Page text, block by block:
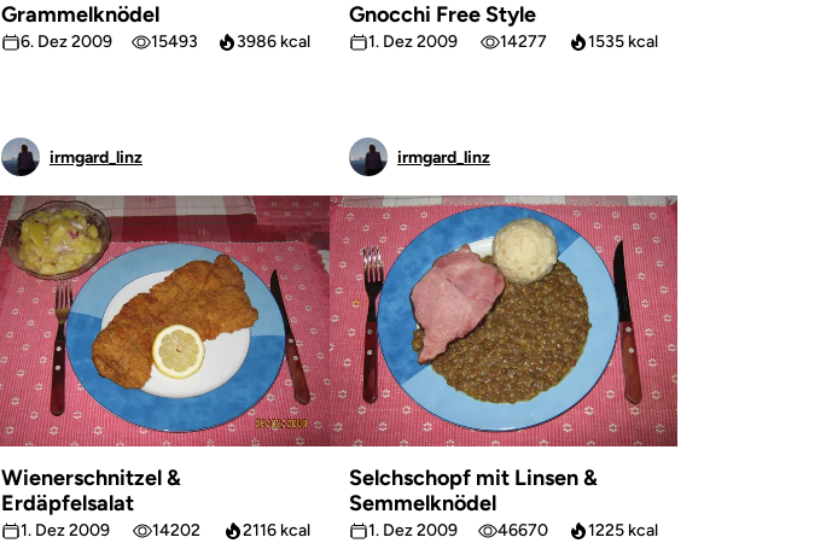
Grammelknödel
6. Dez 2009 15493 3986 kcal
irmgard_linz
Gnocchi Free Style
1. Dez 2009 14277 1535 kcal
irmgard_linz
Wienerschnitzel &
Erdäpfelsalat
1. Dez 2009 14202 2116 kcal
Selchschopf mit Linsen &
Semmelknödel
1. Dez 2009 46670 1225 kcal